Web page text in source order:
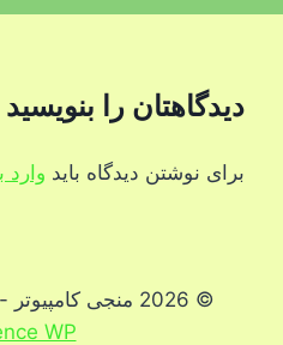
دیدگاهتان را بنویسید
برای نوشتن دیدگاه باید وارد
© 2026 منجی کامپیوتر - قالب وردپرس توسط
WP